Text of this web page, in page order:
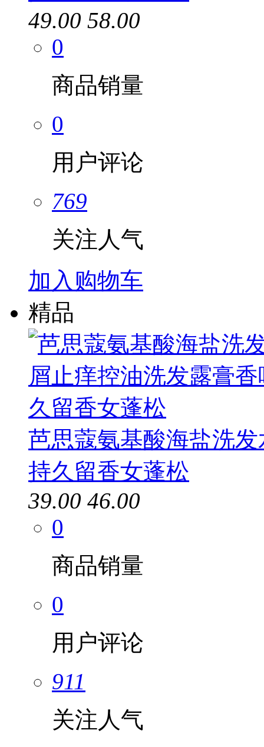
49.00 58.00
0
商品销量
0
用户评论
769
关注人气
加入购物车
精品
芭思蔻氨基酸海盐洗
持久留香女蓬松
39.00 46.00
0
商品销量
0
用户评论
911
关注人气